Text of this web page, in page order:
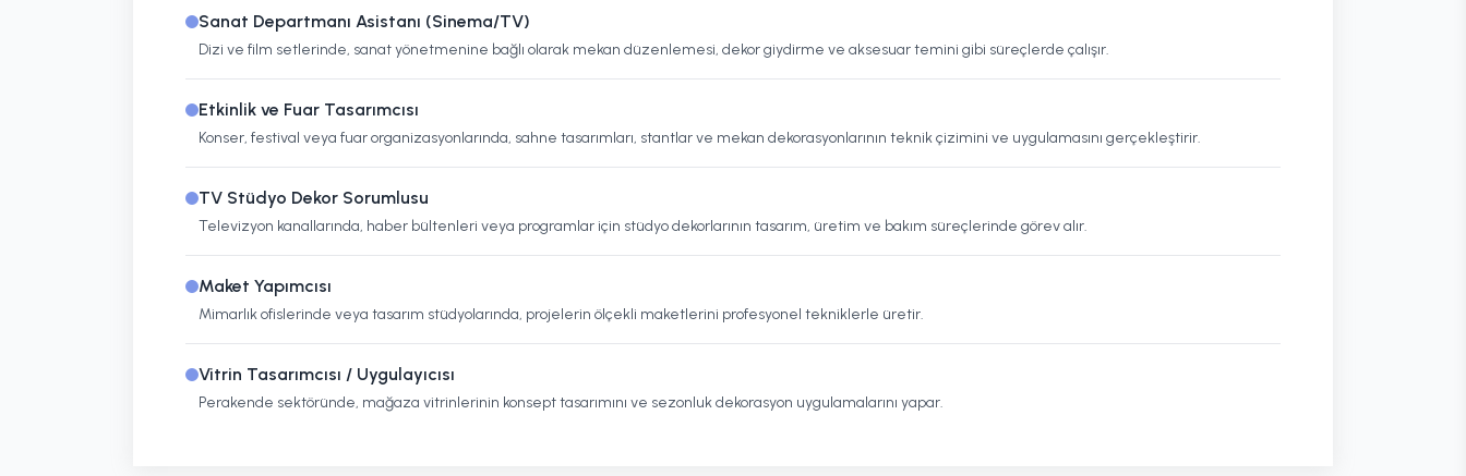
Sanat Departmanı Asistanı (Sinema/TV)
Dizi ve film setlerinde, sanat yönetmenine bağlı olarak mekan düzenlemesi, dekor giydirme ve aksesuar temini gibi süreçlerde çalışır.
Etkinlik ve Fuar Tasarımcısı
Konser, festival veya fuar organizasyonlarında, sahne tasarımları, stantlar ve mekan dekorasyonlarının teknik çizimini ve uygulamasını gerçekleştirir.
TV Stüdyo Dekor Sorumlusu
Televizyon kanallarında, haber bültenleri veya programlar için stüdyo dekorlarının tasarım, üretim ve bakım süreçlerinde görev alır.
Maket Yapımcısı
Mimarlık ofislerinde veya tasarım stüdyolarında, projelerin ölçekli maketlerini profesyonel tekniklerle üretir.
Vitrin Tasarımcısı / Uygulayıcısı
Perakende sektöründe, mağaza vitrinlerinin konsept tasarımını ve sezonluk dekorasyon uygulamalarını yapar.